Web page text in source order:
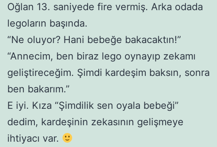
Oğlan 13. saniyede fire vermiş. Arka odada
legoların başında.
“Ne oluyor? Hani bebeğe bakacaktın!”
“Annecim, ben biraz lego oynayıp zekamı
geliştireceğim. Şimdi kardeşim baksın, sonra
ben bakarım.”
E iyi. Kıza “Şimdilik sen oyala bebeği”
dedim, kardeşinin zekasının gelişmeye
ihtiyacı var.